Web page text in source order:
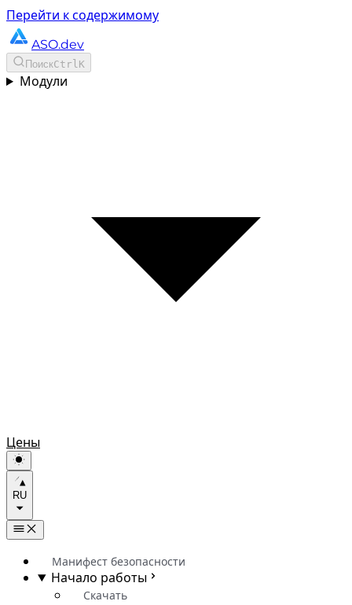
Перейти к содержимому
ASO.dev
ПоискCtrlK
Модули
Цены
RU
Манифест безопасности
Начало работы
Скачать